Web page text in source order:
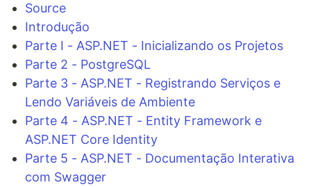
Source
Introdução
Parte I - ASP.NET - Inicializando os Projetos
Parte 2 - PostgreSQL
Parte 3 - ASP.NET - Registrando Serviços e
Lendo Variáveis de Ambiente
Parte 4 - ASP.NET - Entity Framework e
ASP.NET Core Identity
Parte 5 - ASP.NET - Documentação Interativa
com Swagger